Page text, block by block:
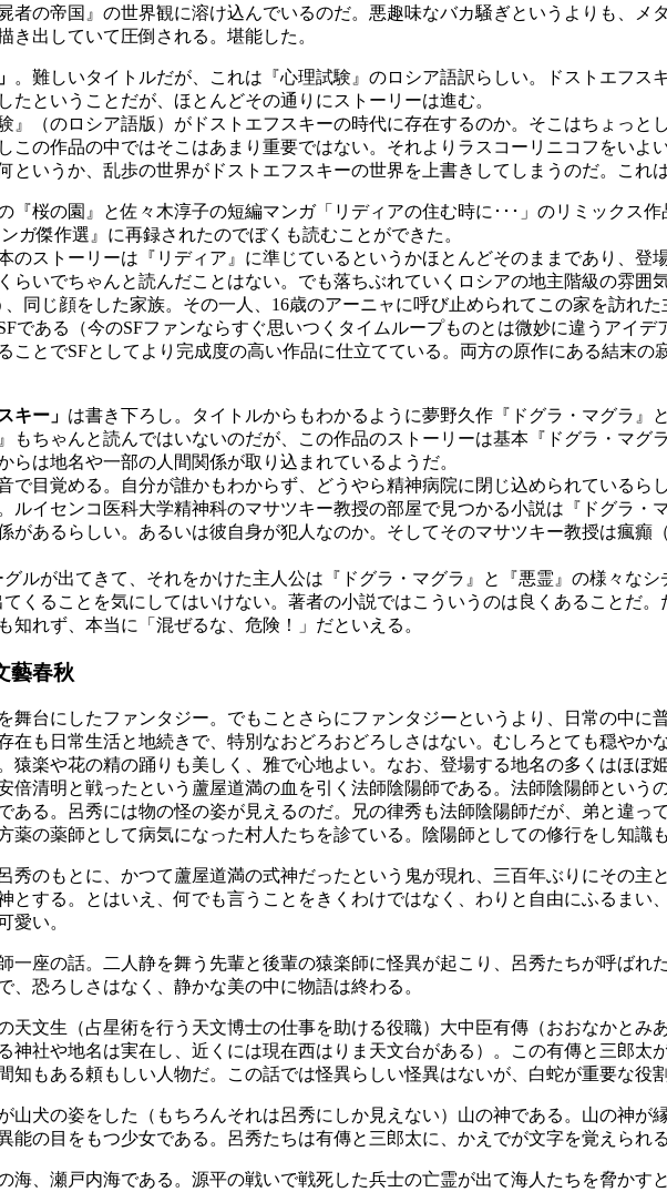
者の帝国』の世界観に溶け込んでいるのだ。悪趣味なバカ騒ぎというよりも、メ
き出していて圧倒される。堪能した。
。難しいタイトルだが、これは『心理試験』のロシア語訳らしい。ドストエフ
たということだが、ほとんどその通りにストーリーは進む。
（のロシア語版）がドストエフスキーの時代に存在するのか。そこはちょっと
この作品の中ではそこはあまり重要ではない。それよりラスコーリニコフをい
というか、乱歩の世界がドストエフスキーの世界を上書きしてしまうのだ。これ
『桜の園』と佐々木淳子の短編マンガ「リディアの住む時に･･･」のリミックス
ガ傑作選』に再録されたのでぼくも読むことができた。
ストーリーは『リディア』に準じているというかほとんどそのままであり、登
らいでちゃんと読んだことはない。でも落ちぶれていくロシアの地主階級の雰囲
同じ顔をした家族。その一人、16歳のアーニャに呼び止められてこの家を訪れ
である（今のSFファンならすぐ思いつくタイムループものとは微妙に違うアイ
ことでSFとしてより完成度の高い作品に仕立てている。両方の原作にある結末の
キー」 は書き下ろし。タイトルからもわかるように夢野久作『ドグラ・マグラ
もちゃんと読んではいないのだが、この作品のストーリーは基本『ドグラ・マグ
らは地名や一部の人間関係が取り込まれているようだ。
目覚める。自分が誰かもわからず、どうやら精神病院に閉じ込められているら
ルイセンコ医科大学精神科のマサツキー教授の部屋で見つかる小説は『ドグラ
があるらしい。あるいは彼自身が犯人なのか。そしてそのマサツキー教授は瘋
ルが出てきて、それをかけた主人公は『ドグラ・マグラ』と『悪霊』の様々な
くることを気にしてはいけない。著者の小説ではこういうのは良くあることだ
れず、本当に「混ぜるな、危険！」だといえる。
藝春秋
台にしたファンタジー。でもことさらにファンタジーというより、日常の中に
在も日常生活と地続きで、特別なおどろおどろしさはない。むしろとても穏やか
猿楽や花の精の踊りも美しく、雅で心地よい。なお、登場する地名の多くはほぼ
清明と戦ったという蘆屋道満の血を引く法師陰陽師である。法師陰陽師という
ある。呂秀には物の怪の姿が見えるのだ。兄の律秀も法師陰陽師だが、弟と違
薬の薬師として病気になった村人たちを診ている。陰陽師としての修行をし知識
秀のもとに、かつて蘆屋道満の式神だったという鬼が現れ、三百年ぶりにその
とする。とはいえ、何でも言うことをきくわけではなく、わりと自由にふるま
愛い。
一座の話。二人静を舞う先輩と後輩の猿楽師に怪異が起こり、呂秀たちが呼ば
、恐ろしさはなく、静かな美の中に物語は終わる。
天文生（占星術を行う天文博士の仕事を助ける役職）大中臣有傳（おおなかと
神社や地名は実在し、近くには現在西はりま天文台がある）。この有傳と三郎
知もある頼もしい人物だ。この話では怪異らしい怪異はないが、白蛇が重要な役割
山犬の姿をした（もちろんそれは呂秀にしか見えない）山の神である。山の神が
能の目をもつ少女である。呂秀たちは有傳と三郎太に、かえでが文字を覚えられ
海、瀬戸内海である。源平の戦いで戦死した兵士の亡霊が出て海人たちを脅か